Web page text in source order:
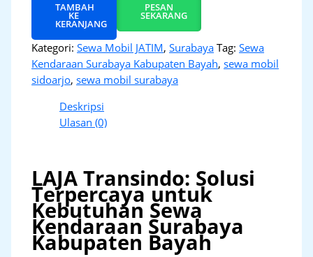
TAMBAH
KE
KERANJANG
PESAN
SEKARANG
Kategori:Sewa Mobil JATIM,Surabaya Tag:Sewa
Kendaraan Surabaya Kabupaten Bayah,sewa mobil
sidoarjo,sewa mobil surabaya
Deskripsi
Ulasan (0)
LAJA Transindo: Solusi
Terpercaya untuk
Kebutuhan Sewa
Kendaraan Surabaya
Kabupaten Bayah